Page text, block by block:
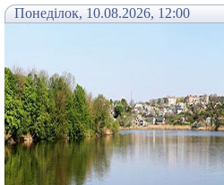
Понеділок, 10.08.2026, 12:00